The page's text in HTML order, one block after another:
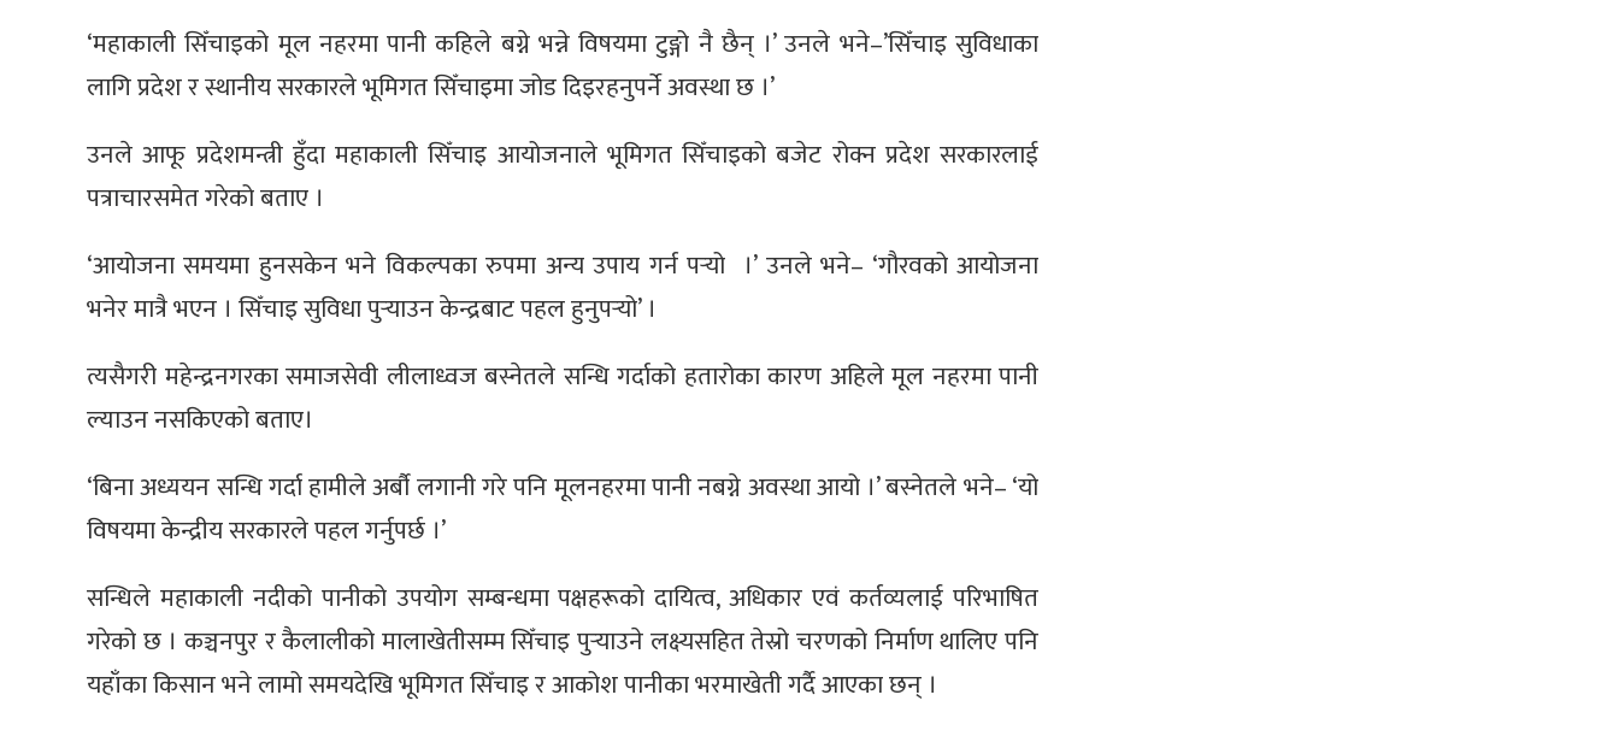
‘महाकाली सिँचाइको मूल नहरमा पानी कहिले बग्ने भन्ने विषयमा टुङ्गो नै छैन् ।’ उनले भने–’सिँचाइ सुविधाका
लागि प्रदेश र स्थानीय सरकारले भूमिगत सिँचाइमा जोड दिइरहनुपर्ने अवस्था छ ।’
उनले आफू प्रदेशमन्त्री हुँदा महाकाली सिँचाइ आयोजनाले भूमिगत सिँचाइको बजेट रोक्न प्रदेश सरकारलाई
पत्राचारसमेत गरेको बताए ।
‘आयोजना समयमा हुनसकेन भने विकल्पका रुपमा अन्य उपाय गर्न पर्‍यो ।’ उनले भने– ‘गौरवको आयोजना
भनेर मात्रै भएन । सिँचाइ सुविधा पुर्‍याउन केन्द्रबाट पहल हुनुपर्‍यो’ ।
त्यसैगरी महेन्द्रनगरका समाजसेवी लीलाध्वज बस्नेतले सन्धि गर्दाको हतारोका कारण अहिले मूल नहरमा पानी
ल्याउन नसकिएको बताए।
‘बिना अध्ययन सन्धि गर्दा हामीले अर्बौ लगानी गरे पनि मूलनहरमा पानी नबग्ने अवस्था आयो ।’ बस्नेतले भने– ‘यो
विषयमा केन्द्रीय सरकारले पहल गर्नुपर्छ ।’
सन्धिले महाकाली नदीको पानीको उपयोग सम्बन्धमा पक्षहरूको दायित्व, अधिकार एवं कर्तव्यलाई परिभाषित
गरेको छ । कञ्चनपुर र कैलालीको मालाखेतीसम्म सिँचाइ पुर्‍याउने लक्ष्यसहित तेस्रो चरणको निर्माण थालिए पनि
यहाँका किसान भने लामो समयदेखि भूमिगत सिँचाइ र आकोश पानीका भरमाखेती गर्दै आएका छन् ।